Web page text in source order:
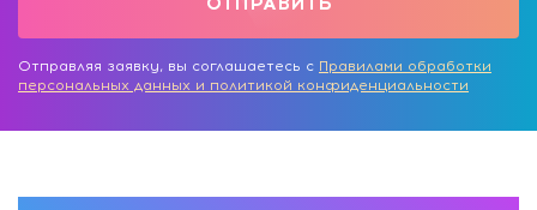
Отправляя заявку, вы соглашаетесь с Правилами обработки
персональных данных и политикой конфиденциальности